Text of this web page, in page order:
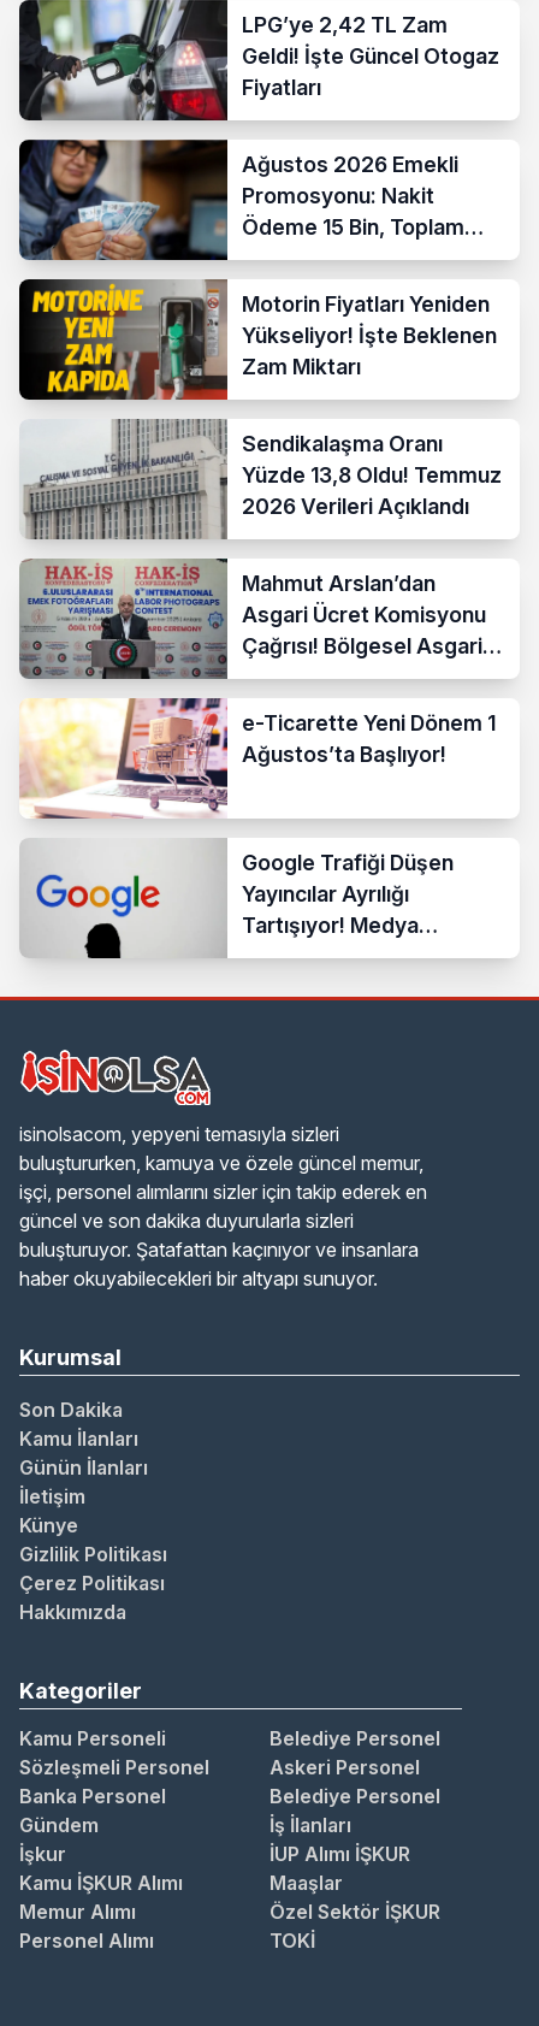
LPG’ye 2,42 TL Zam
Geldi! İşte Güncel Otogaz
Fiyatları
Ağustos 2026 Emekli
Promosyonu: Nakit
Ödeme 15 Bin, Toplam
Fırsat 35 Bin TL’ye Çıktı
Motorin Fiyatları Yeniden
Yükseliyor! İşte Beklenen
Zam Miktarı
Sendikalaşma Oranı
Yüzde 13,8 Oldu! Temmuz
2026 Verileri Açıklandı
Mahmut Arslan’dan
Asgari Ücret Komisyonu
Çağrısı! Bölgesel Asgari
Ücrete Sert Tepki
e-Ticarette Yeni Dönem 1
Ağustos’ta Başlıyor!
Google Trafiği Düşen
Yayıncılar Ayrılığı
Tartışıyor! Medya
Sektöründe Yeni Dönem
isinolsacom, yepyeni temasıyla sizleri
buluştururken, kamuya ve özele güncel memur,
işçi, personel alımlarını sizler için takip ederek en
güncel ve son dakika duyurularla sizleri
buluşturuyor. Şatafattan kaçınıyor ve insanlara
haber okuyabilecekleri bir altyapı sunuyor.
Kurumsal
Son Dakika
Kamu İlanları
Günün İlanları
İletişim
Künye
Gizlilik Politikası
Çerez Politikası
Hakkımızda
Kategoriler
Kamu Personeli
Belediye Personel
Sözleşmeli Personel
Askeri Personel
Banka Personel
Belediye Personel
Gündem
İş İlanları
İşkur
İUP Alımı İŞKUR
Kamu İŞKUR Alımı
Maaşlar
Memur Alımı
Özel Sektör İŞKUR
Personel Alımı
TOKİ